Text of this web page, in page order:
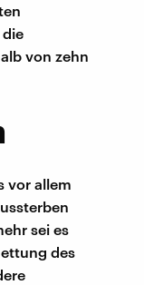
die
von zehn
vor allem
sei es
des